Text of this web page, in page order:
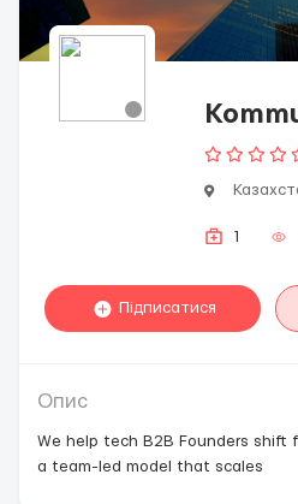
1
Підписатися
Опис
We help tech B2B Founders shift
a team-led model that scales